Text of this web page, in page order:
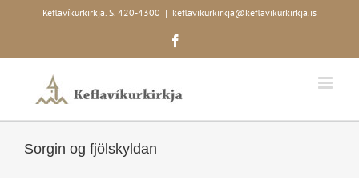
to
Keflavíkurkirkja. S. 420-4300 | keflavikurkirkja@keflavikurkirkja.is
Sorgin og fjölskyldan